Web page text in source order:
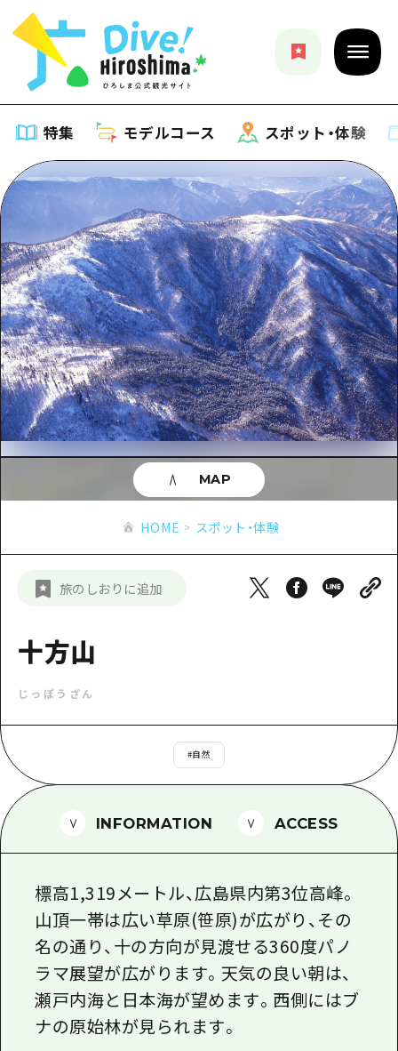
特集 モデルコース スポット・体験
特集
特集一覧
おすすめ
アート
イベント・祭り
グルメ・酒
サイクリング
ショッピング
スポーツ
ナイトライフ
モデルコース
モデルコース一覧
Dive! Hiroshima 公式ガイド
広島もしもトラベル
あたらしい非日常
広島市周辺
安芸
備北
芸北
日帰り
2泊3日
スポット・体験
スポット・体験一覧
広島市周辺
安芸
備後
備北
芸北
山口県東部
イベント
旬情報
お役立ち情報
お役立ち情報一覧
アクセス
HIROSHIMA FREE Wi-Fi
観光案内所
広島県を訪れる外国人旅行者向け情報一
ボランティアガイド
ユニバーサルツーリズム
ガイドブック
広島県の魅力を動画でご紹介！
よくあるご質問
メディア掲載情報
新着情報
事業者・学校関係者の皆さま
HOME スポット・体験
旅のしおりに追加
十方山
じっぽうざん
#自然
MAP
INFORMATION ACCESS
標高1,319メートル、広島県内第3位高峰。
山頂一帯は広い草原(笹原)が広がり、その
名の通り、十の方向が見渡せる360度パノ
ラマ展望が広がります。天気の良い朝は、
瀬戸内海と日本海が望めます。西側にはブ
ナの原始林が見られます。